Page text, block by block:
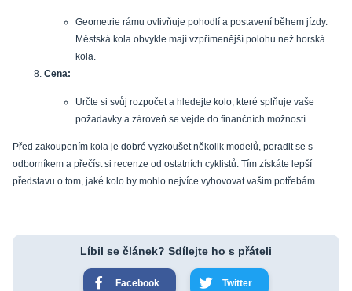
Geometrie rámu ovlivňuje pohodlí a postavení během jízdy.
Městská kola obvykle mají vzpřímenější polohu než horská
kola.
Cena:
Určte si svůj rozpočet a hledejte kolo, které splňuje vaše
požadavky a zároveň se vejde do finančních možností.
Před zakoupením kola je dobré vyzkoušet několik modelů, poradit se s
odborníkem a přečíst si recenze od ostatních cyklistů. Tím získáte lepší
představu o tom, jaké kolo by mohlo nejvíce vyhovovat vašim potřebám.
Líbil se článek? Sdílejte ho s přáteli
Facebook Twitter